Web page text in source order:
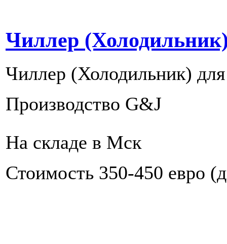
Чиллер
Чиллер (Холодильник)
Производство G&J
На складе в Мск
Стоимость 350-450 евро